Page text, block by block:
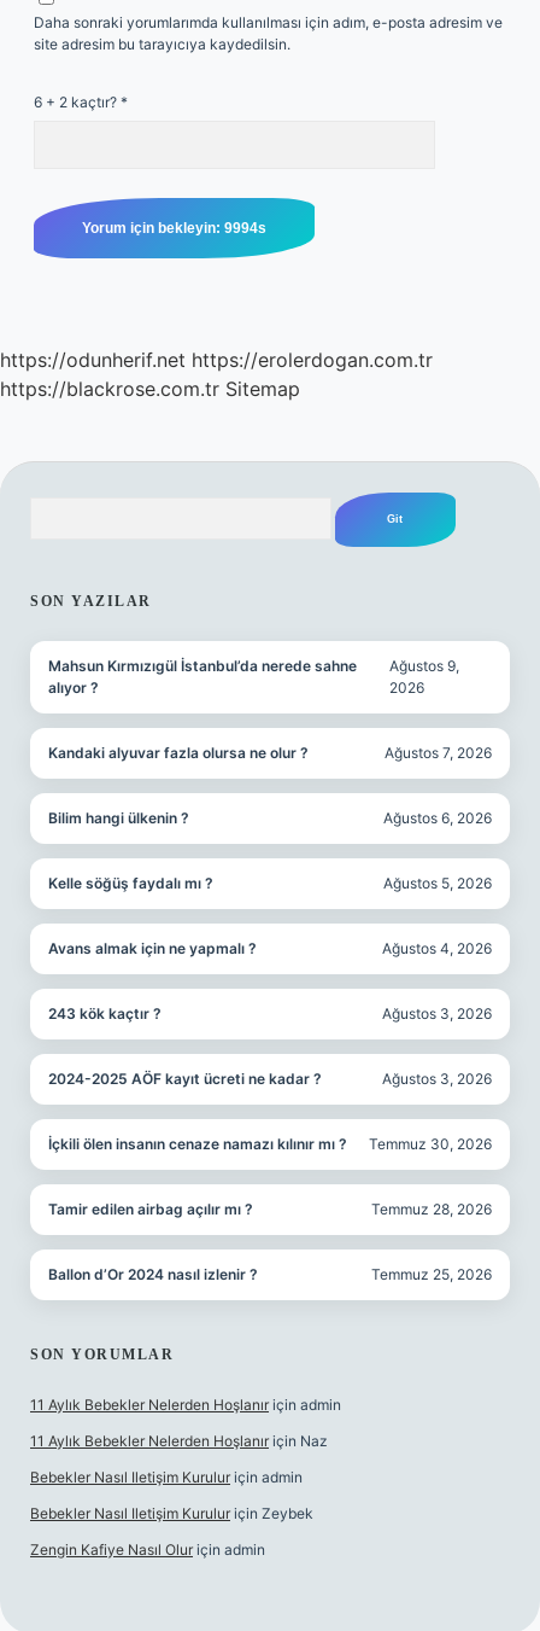
Daha sonraki yorumlarımda kullanılması için adım, e-posta adresim ve
site adresim bu tarayıcıya kaydedilsin.
6 + 2 kaçtır? *
https://odunherif.net https://erolerdogan.com.tr
https://blackrose.com.tr Sitemap
SON YAZILAR
Mahsun Kırmızıgül İstanbul’da nerede sahne
alıyor ?
Ağustos 9,
2026
Kandaki alyuvar fazla olursa ne olur ? Ağustos 7, 2026
Bilim hangi ülkenin ? Ağustos 6, 2026
Kelle söğüş faydalı mı ? Ağustos 5, 2026
Avans almak için ne yapmalı ? Ağustos 4, 2026
243 kök kaçtır ? Ağustos 3, 2026
2024-2025 AÖF kayıt ücreti ne kadar ? Ağustos 3, 2026
İçkili ölen insanın cenaze namazı kılınır mı ? Temmuz 30, 2026
Tamir edilen airbag açılır mı ? Temmuz 28, 2026
Ballon d’Or 2024 nasıl izlenir ? Temmuz 25, 2026
SON YORUMLAR
11 Aylık Bebekler Nelerden Hoşlanır için admin
11 Aylık Bebekler Nelerden Hoşlanır için Naz
Bebekler Nasıl Iletişim Kurulur için admin
Bebekler Nasıl Iletişim Kurulur için Zeybek
Zengin Kafiye Nasıl Olur için admin